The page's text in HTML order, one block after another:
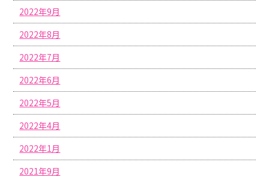
2022年9月
2022年8月
2022年7月
2022年6月
2022年5月
2022年4月
2022年1月
2021年9月